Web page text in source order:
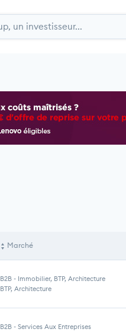
Marché
B2B - Immobilier, BTP, Architecture
BTP, Architecture
B2B - Services Aux Entreprises